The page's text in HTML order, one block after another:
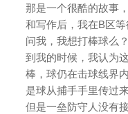
那是一个很酷的故事
和写作后，我在B区
问我，我想打棒球么
到我的时候，我认为
棒，球仍在击球线界
是球从捕手手里传过
但是一垒防守人没有